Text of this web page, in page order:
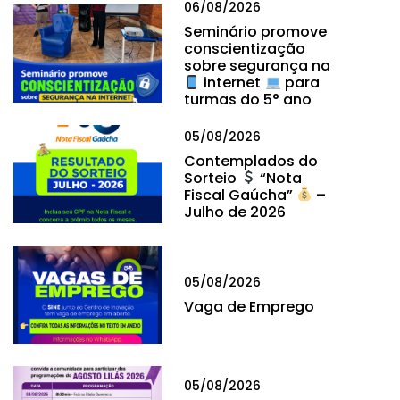
06/08/2026
Seminário promove
conscientização
sobre segurança na
internet
para
turmas do 5° ano
05/08/2026
Contemplados do
Sorteio
“Nota
Fiscal Gaúcha”
–
Julho de 2026
05/08/2026
Vaga de Emprego
05/08/2026